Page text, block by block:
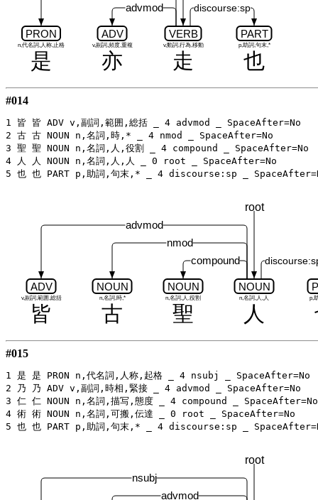
是
PRON
n,代名詞,人称,止格
亦
ADV
v,副詞,頻度,重複
走
VERB
v,動詞,行為,移動
也
PART
p,助詞,句末,*
advmod
discourse:sp
#014
1 皆 皆 ADV v,副詞,範囲,総括 _ 4 advmod _ SpaceAfter=No
2 古 古 NOUN n,名詞,時,* _ 4 nmod _ SpaceAfter=No
3 聖 聖 NOUN n,名詞,人,役割 _ 4 compound _ SpaceAfter=No
4 人 人 NOUN n,名詞,人,人 _ 0 root _ SpaceAfter=No
皆
ADV
v,副詞,範囲,総括
古
NOUN
n,名詞,時,*
聖
NOUN
n,名詞,人,役割
人
NOUN
n,名詞,人,人 p,
advmod
nmod
compound
root
#015
1 是 是 PRON n,代名詞,人称,起格 _ 4 nsubj _ SpaceAfter=No
2 乃 乃 ADV v,副詞,時相,緊接 _ 4 advmod _ SpaceAfter=No
3 仁 仁 NOUN n,名詞,描写,態度 _ 4 compound _ SpaceAfter=No
4 術 術 NOUN n,名詞,可搬,伝達 _ 0 root _ SpaceAfter=No
nsubj
advmod
root